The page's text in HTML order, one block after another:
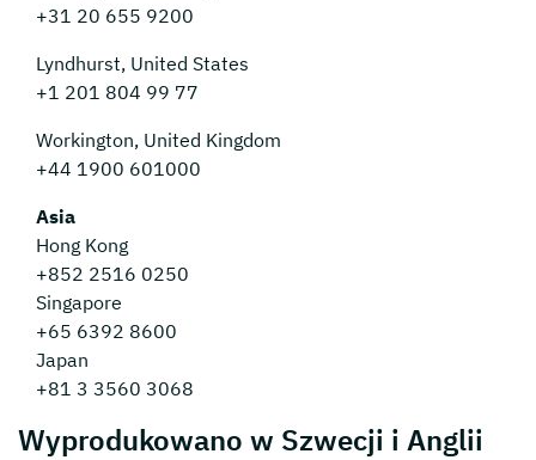
+31 20 655 9200
Lyndhurst, United States
+1 201 804 99 77
Workington, United Kingdom
+44 1900 601000
Asia
Hong Kong
+852 2516 0250
Singapore
+65 6392 8600
Japan
+81 3 3560 3068
Wyprodukowano w Szwecji i Anglii